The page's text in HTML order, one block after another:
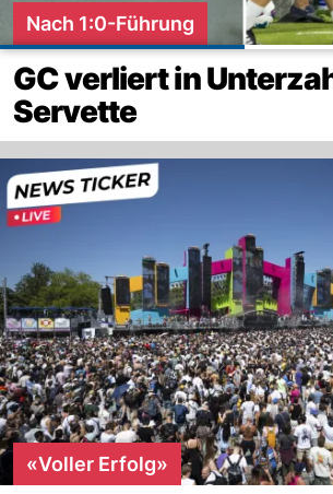
Nach 1:0-Führung
GC verliert in
Servette
«Voller Erfolg»